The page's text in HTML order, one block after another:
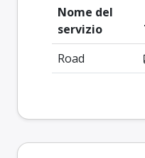
Nome del
servizio
Road